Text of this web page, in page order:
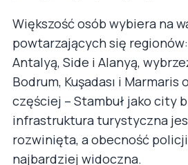
Większość osób wybiera na
powtarzających się
Antalyą, Side i Alanyą,
Bodrum, Kuşadası i Marmaris
częściej – Stambuł jako city
infrastruktura turystyczna
rozwinięta, a obecność
najbardziej widoczna.